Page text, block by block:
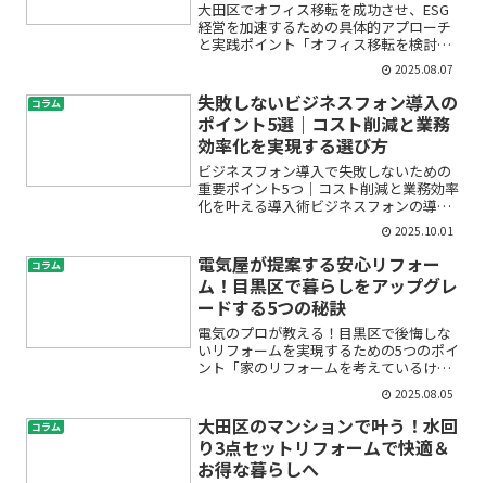
大田区でオフィス移転を成功させ、ESG
経営を加速するための具体的アプローチ
と実践ポイント「オフィス移転を検討し
ているが、ESG経営やサステナビリティ
とどう結びつければよいのかわからな
い」「大田区での移転が自社にどんなメ
リットをもたらすのか不...
2025.08.07
コラム
失敗しないビジネスフォン導入の
ポイント5選｜コスト削減と業務
効率化を実現する選び方
ビジネスフォン導入で失敗しないための
重要ポイント5つ｜コスト削減と業務効率
化を叶える導入術ビジネスフォンの導入
を検討しているけれど、種類も多く、費
用のことや使い勝手など分からないこと
だらけで不安…という方は多いのではな
いでしょうか。「どのシ...
2025.10.01
コラム
電気屋が提案する安心リフォー
ム！目黒区で暮らしをアップグレ
ードする5つの秘訣
電気のプロが教える！目黒区で後悔しな
いリフォームを実現するための5つのポイ
ント「家のリフォームを考えているけ
ど、電気まわりが心配…」「LED照明に
したいけど、配線や工事って難しそう」
「どこの業者に頼んだら安心？」――こ
んなお悩みをお持ちでは...
2025.08.05
コラム
大田区のマンションで叶う！水回
り3点セットリフォームで快適＆
お得な暮らしへ